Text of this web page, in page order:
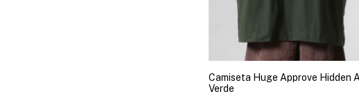
Camiseta Huge Approve Hidden
Verde